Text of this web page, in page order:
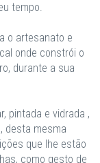
tempo.
o artesanato e
onde constrói o
durante a sua
pintada e vidrada ,
desta mesma
que lhe estão
como gesto de